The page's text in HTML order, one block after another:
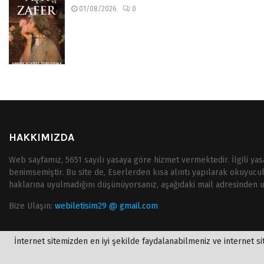
01/08/2026 0
HAKKIMIZDA
Web sayfamız, 5651 sayılı yasaya göre hizmet vermektedir. İlgili
benimsemiştir. Bu site de, Eserlerden kısa alıntı yapılarak
haklarına uyulmadığını düşünüyorsanız, aşağıdaki mail
Bize Ulaşın: webiletisim29 @ gmail.com
İnternet sitemizden en iyi şekilde faydalanabilmeniz ve internet